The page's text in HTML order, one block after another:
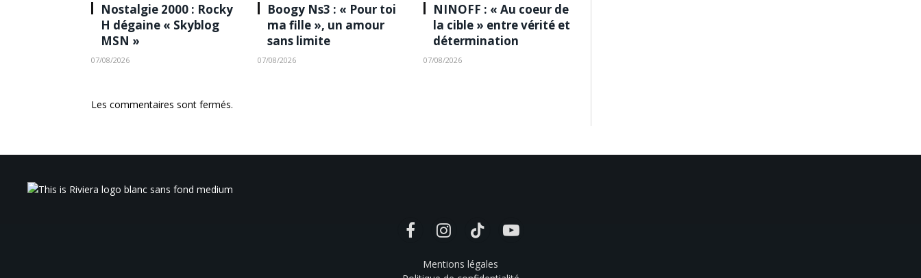
Nostalgie 2000 : Rocky
H dégaine « Skyblog
MSN »
07/08/2026
Boogy Ns3 : « Pour toi
ma fille », un amour
sans limite
07/08/2026
NINOFF : « Au coeur de
la cible » entre vérité et
détermination
07/08/2026
Les commentaires sont fermés.
FacebookInstagramTikTok YouTube
Mentions légales